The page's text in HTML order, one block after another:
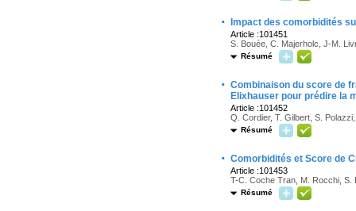
· Impact des comorbidités
Article :101451
S. Bouée, C. Majerholc, J-M.
Résumé
· Combinaison du score de
Elixhauser pour prédire la
Article :101452
Q. Cordier, T. Gilbert, S.
Résumé
· Comorbidités et Score de
Article :101453
T-C. Coche Tran, M. Rocchi, S.
Résumé